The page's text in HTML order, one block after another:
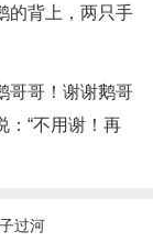
的背上，两只手
哥哥！谢谢鹅哥
：“不用谢！再
过河